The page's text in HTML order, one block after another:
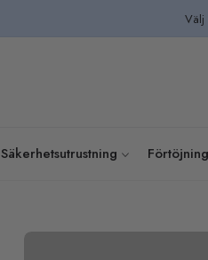
Välj
Säkerhetsutrustning